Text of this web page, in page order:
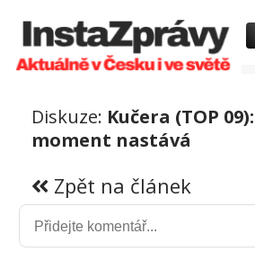
Diskuze: Kučera (TOP
moment nastává
Zpět na článek